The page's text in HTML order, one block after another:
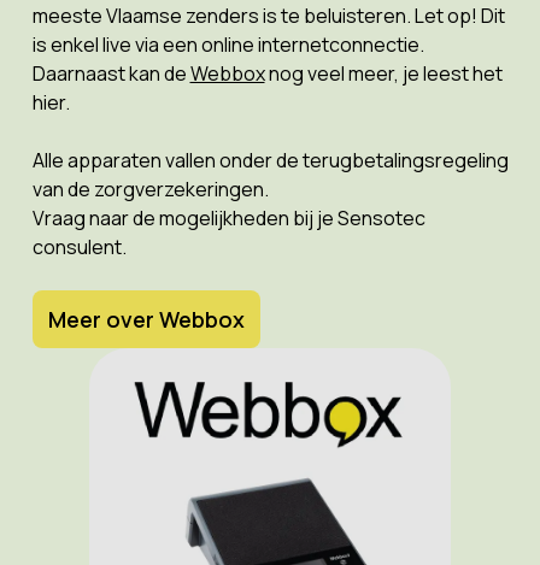
meeste Vlaamse zenders is te beluisteren. Let op! Dit
is enkel live via een online internetconnectie.
Daarnaast kan deWebboxnog veel meer, je leest het
hier.
Alle apparaten vallen onder de terugbetalingsregeling
van de zorgverzekeringen.
Vraag naar de mogelijkheden bij je Sensotec
consulent.
Meer over Webbox